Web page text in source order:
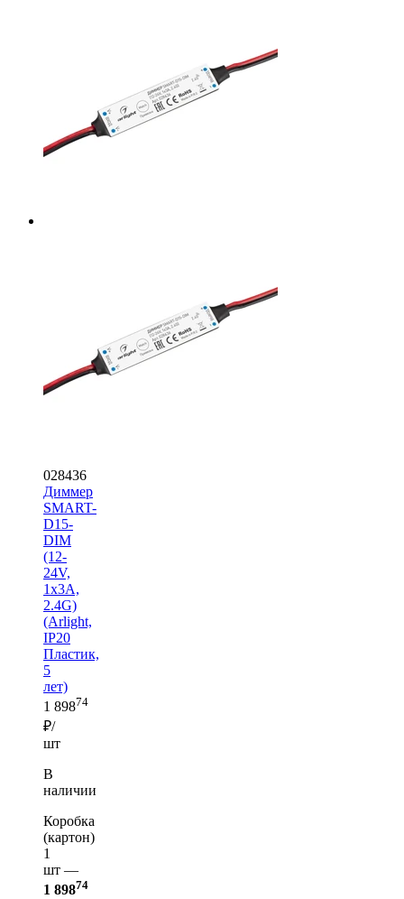
028436
Диммер
SMART-
D15-
DIM
(12-
24V,
1x3A,
2.4G)
(Arlight,
IP20
Пластик,
5
лет)
1 89874
₽/
шт
В
наличии
Коробка
(картон)
1
шт —
1 89874